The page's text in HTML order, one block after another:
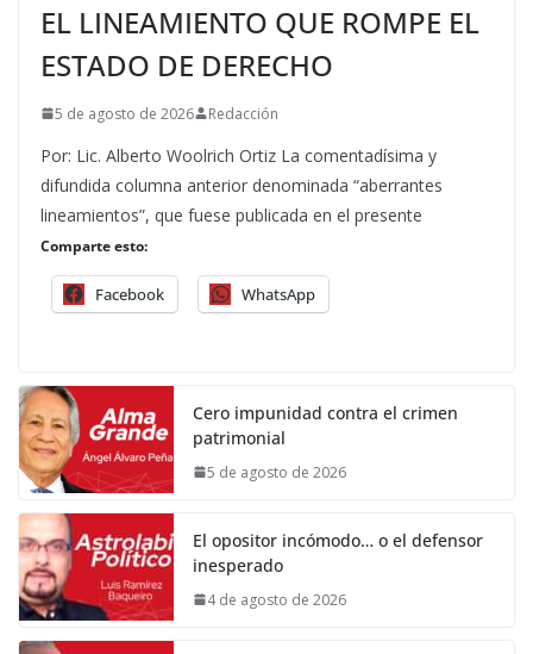
EL LINEAMIENTO QUE ROMPE EL
ESTADO DE DERECHO
5 de agosto de 2026 Redacción
Por: Lic. Alberto Woolrich Ortiz La comentadísima y
difundida columna anterior denominada “aberrantes
lineamientos”, que fuese publicada en el presente
Comparte esto:
Facebook WhatsApp
Cero impunidad contra el crimen
patrimonial
5 de agosto de 2026
El opositor incómodo… o el defensor
inesperado
4 de agosto de 2026